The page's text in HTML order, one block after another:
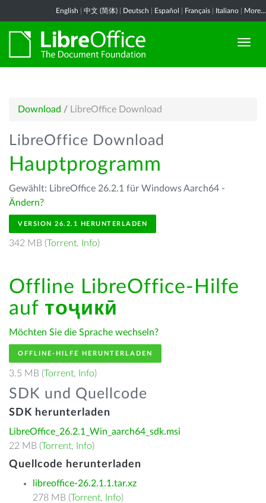
English 中文 (简体) Deutsch Español Français Italiano More...
Download / LibreOffice Download
LibreOffice Download
Hauptprogramm
Gewählt: LibreOffice 26.2.1 für Windows Aarch64 -
Ändern?
VERSION 26.2.1 HERUNTERLADEN
342 MB (Torrent, Info)
Offline LibreOffice-Hilfe
auf тоҷикӣ
Möchten Sie die Sprache wechseln?
OFFLINE-HILFE HERUNTERLADEN
3.5 MB (Torrent, Info)
SDK und Quellcode
SDK herunterladen
LibreOffice_26.2.1_Win_aarch64_sdk.msi
22 MB (Torrent, Info)
Quellcode herunterladen
libreoffice-26.2.1.1.tar.xz
278 MB (Torrent, Info)